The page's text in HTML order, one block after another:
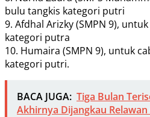
bulu tangkis kategori putri
9. Afdhal Arizky (SMPN 9),
kategori putra
10. Humaira (SMPN 9), untuk
kategori putri.
BACA JUGA: Tiga Bulan
Akhirnya Dijangkau